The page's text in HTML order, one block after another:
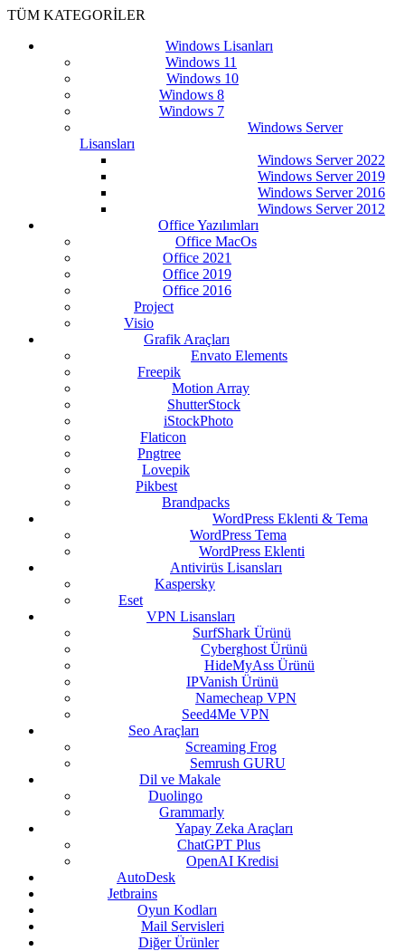
TÜM KATEGORİLER
Windows Lisanları
Windows 11
Windows 10
Windows 8
Windows 7
Windows Server
Lisansları
Windows Server 2022
Windows Server 2019
Windows Server 2016
Windows Server 2012
Office Yazılımları
Office MacOs
Office 2021
Office 2019
Office 2016
Project
Visio
Grafik Araçları
Envato Elements
Freepik
Motion Array
ShutterStock
iStockPhoto
Flaticon
Pngtree
Lovepik
Pikbest
Brandpacks
WordPress Eklenti & Tema
WordPress Tema
WordPress Eklenti
Antivirüs Lisansları
Kaspersky
Eset
VPN Lisansları
SurfShark Ürünü
Cyberghost Ürünü
HideMyAss Ürünü
IPVanish Ürünü
Namecheap VPN
Seed4Me VPN
Seo Araçları
Screaming Frog
Semrush GURU
Dil ve Makale
Duolingo
Grammarly
Yapay Zeka Araçları
ChatGPT Plus
OpenAI Kredisi
AutoDesk
Jetbrains
Oyun Kodları
Mail Servisleri
Diğer Ürünler